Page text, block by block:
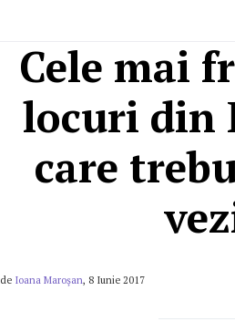
Cele mai
locuri din
care
de Ioana Maroşan, 8 Iunie 2017